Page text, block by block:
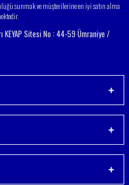
sunmak ve müşterilerine en iyi satın alma
KEYAP Sitesi No : 44-59 Ümraniye /